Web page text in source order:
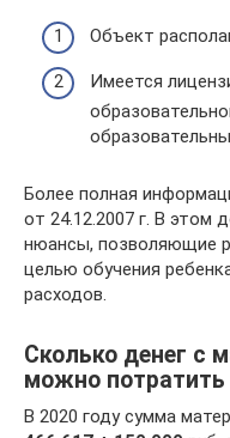
Объект
Имеется
Более полная
от 24.12.2007 г. В этом
нюансы, позволяющие
целью обучения
расходов.
Сколько денег с
можно потратить
В 2020 году сумма